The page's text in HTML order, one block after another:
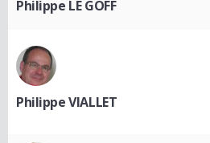
Philippe LE GOFF
Philippe VIALLET